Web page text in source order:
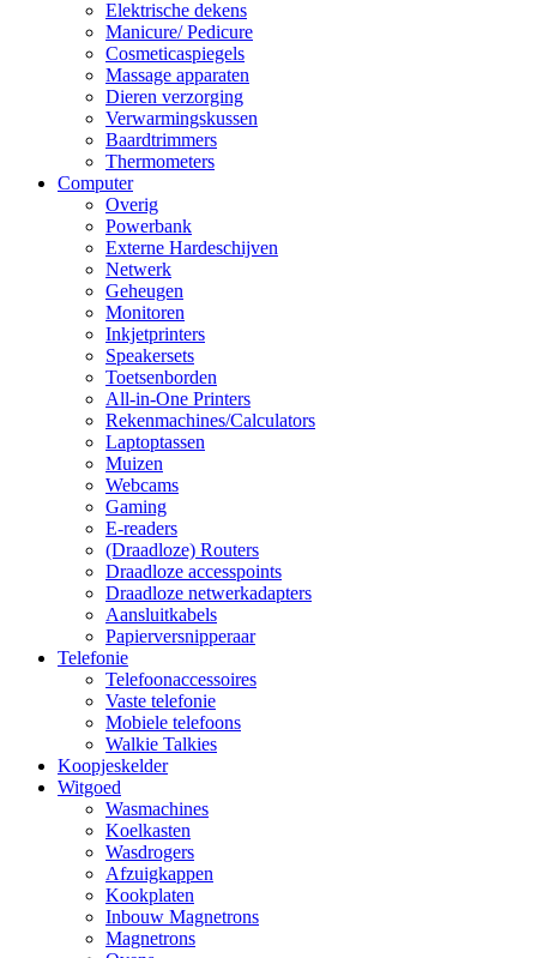
Elektrische dekens
Manicure/ Pedicure
Cosmeticaspiegels
Massage apparaten
Dieren verzorging
Verwarmingskussen
Baardtrimmers
Thermometers
Computer
Overig
Powerbank
Externe Hardeschijven
Netwerk
Geheugen
Monitoren
Inkjetprinters
Speakersets
Toetsenborden
All-in-One Printers
Rekenmachines/Calculators
Laptoptassen
Muizen
Webcams
Gaming
E-readers
(Draadloze) Routers
Draadloze accesspoints
Draadloze netwerkadapters
Aansluitkabels
Papierversnipperaar
Telefonie
Telefoonaccessoires
Vaste telefonie
Mobiele telefoons
Walkie Talkies
Koopjeskelder
Witgoed
Wasmachines
Koelkasten
Wasdrogers
Afzuigkappen
Kookplaten
Inbouw Magnetrons
Magnetrons